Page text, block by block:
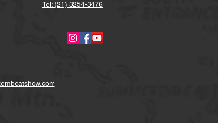
Tel: (21) 3254-3476